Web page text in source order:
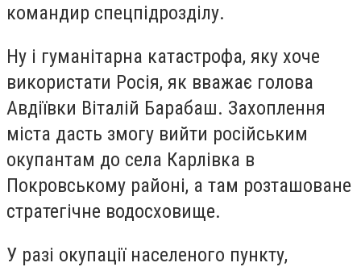
командир спецпідрозділу.
Ну і гуманітарна катастрофа, яку хоче
використати Росія, як вважає голова
Авдіївки Віталій Барабаш. Захоплення
міста дасть змогу вийти російським
окупантам до села Карлівка в
Покровському районі, а там розташоване
стратегічне водосховище.
У разі окупації населеного пункту,